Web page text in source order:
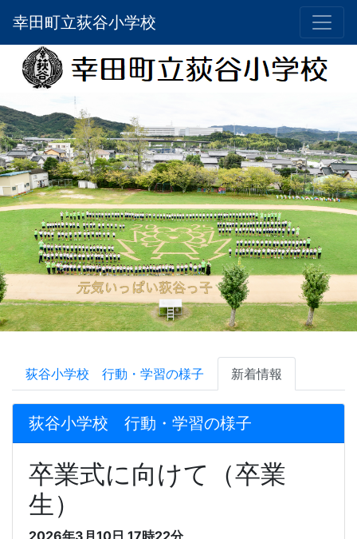
幸田町立荻谷小学校
荻谷小学校 行動・学習の様子 新着情報
荻谷小学校 行動・学習の様子
卒業式に向けて（卒業
生）
2026年3月10日 17時22分